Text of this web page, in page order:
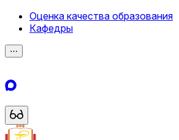
Оценка качества образования
Кафедры
⋯